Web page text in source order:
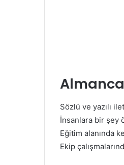
Sözlü ve yazılı
İnsanlara bir şey
Eğitim alanında
Ekip